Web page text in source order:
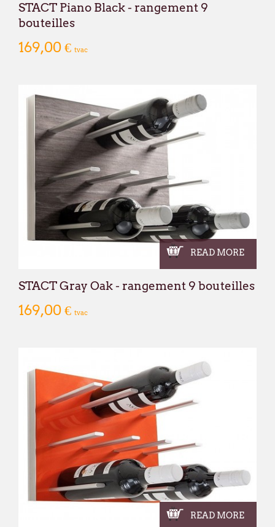
STACT Piano Black - rangement 9
bouteilles
169,00 € tvac
READ MORE
STACT Gray Oak - rangement 9 bouteilles
169,00 € tvac
READ MORE